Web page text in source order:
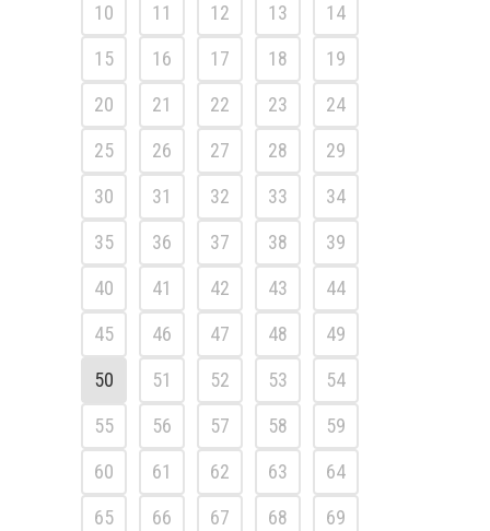
10
11 12 13
14
15
16 17 18
19
20
21 22 23
24
25
26 27 28
29
30
31 32 33
34
35
36 37 38
39
40
41 42 43
44
45
46 47 48
49
50
51 52 53
54
55
56 57 58
59
60
61 62 63
64
65
66 67 68
69